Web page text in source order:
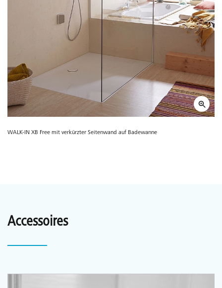
WALK-IN XB Free mit verkürzter Seitenwand auf Badewanne
Accessoires